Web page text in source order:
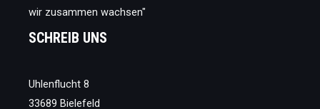
wir zusammen wachsen"
SCHREIB UNS
Uhlenflucht 8
33689 Bielefeld